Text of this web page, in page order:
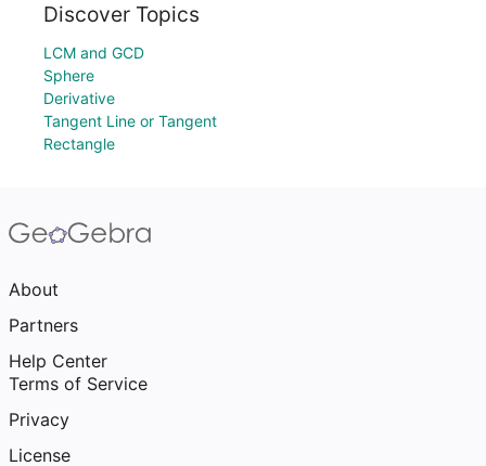
Discover Topics
LCM and GCD
Sphere
Derivative
Tangent Line or Tangent
Rectangle
About
Partners
Help Center
Terms of Service
Privacy
License